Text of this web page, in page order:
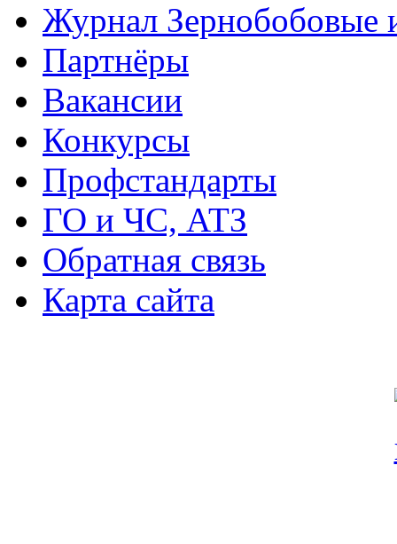
Журнал Зернобобовые
Партнёры
Вакансии
Конкурсы
Профстандарты
ГО и ЧС, АТЗ
Обратная связь
Карта сайта